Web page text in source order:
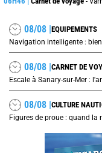
08/08 |EQUIPEMENTS
Navigation intelligente :
08/08 |CARNET DE
Escale à Sanary-sur-Mer :
08/08 |CULTURE
Figures de proue : quand la